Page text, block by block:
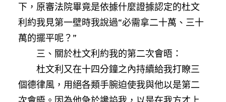
下，原審法院畢竟是依據什麼證據認定的杜文
利約我見第一壁時我說過“必需拿二十萬、三十
萬的擺平呢？”
三、關於杜文利約我的第二次會晤：
杜文利又在十四分鐘之內持續給我打瞭三
個德律風，用絕各類手腕迫使我與他以是第二